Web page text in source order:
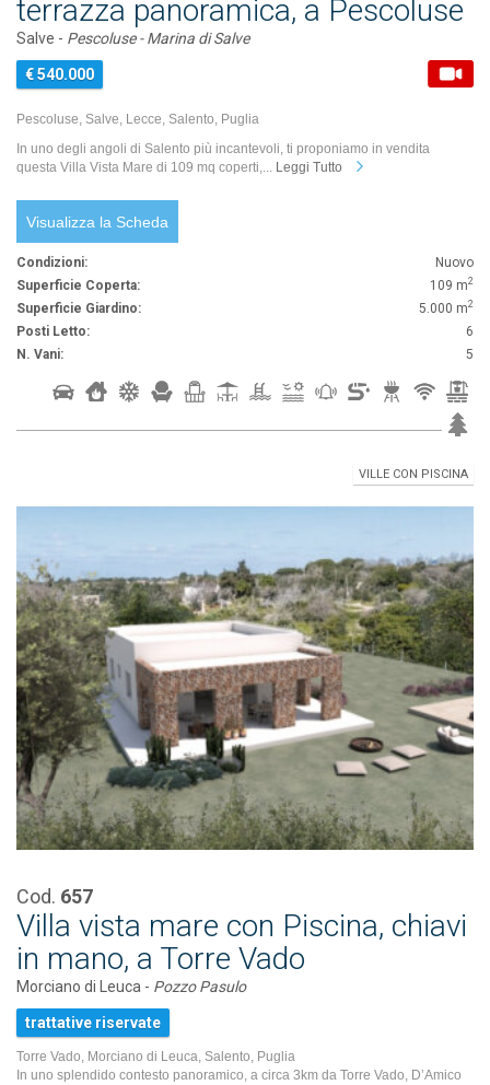
terrazza panoramica, a Pescoluse
Salve - Pescoluse - Marina di Salve
€ 540.000
Pescoluse, Salve, Lecce, Salento, Puglia
In uno degli angoli di Salento più incantevoli, ti proponiamo in vendita
questa Villa Vista Mare di 109 mq coperti,... Leggi Tutto
Visualizza la Scheda
Condizioni:
Nuovo
Superficie Coperta:
109 m2
Superficie Giardino: 5.000 m2
Posti Letto:
6
N. Vani:
5
VILLE CON PISCINA
Cod. 657
Villa vista mare con Piscina, chiavi
in mano, a Torre Vado
Morciano di Leuca - Pozzo Pasulo
trattative riservate
Torre Vado, Morciano di Leuca, Salento, Puglia
In uno splendido contesto panoramico, a circa 3km da Torre Vado, D’Amico